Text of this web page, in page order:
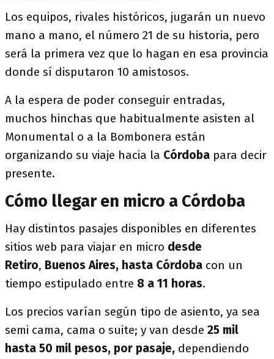
Los equipos, rivales históricos, jugarán un nuevo
mano a mano, el número 21 de su historia, pero
será la primera vez que lo hagan en esa provincia
donde sí disputaron 10 amistosos.
A la espera de poder conseguir entradas,
muchos hinchas que habitualmente asisten al
Monumental o a la Bombonera están
organizando su viaje hacia la Córdoba para decir
presente.
Cómo llegar en micro a Córdoba
Hay distintos pasajes disponibles en diferentes
sitios web para viajar en micro desde
Retiro, Buenos Aires, hasta Córdoba con un
tiempo estipulado entre 8 a 11 horas.
Los precios varían según tipo de asiento, ya sea
semi cama, cama o suite; y van desde 25 mil
hasta 50 mil pesos, por pasaje, dependiendo